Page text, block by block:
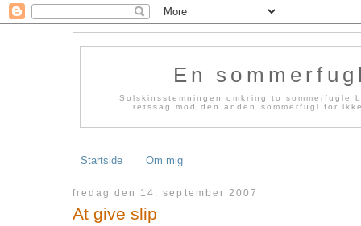
En
Solskinsstemningen omkring to
retssag mod den anden sommerfugl for
Startside Om mig
fredag den 14. september 2007
At give slip